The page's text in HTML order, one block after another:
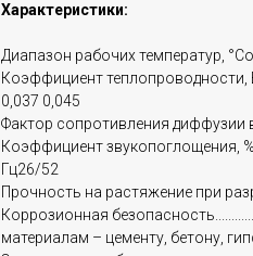
Характеристики:
Диапазон рабочих температур,
Коэффициент теплопроводности,
0,037 0,045
Фактор сопротивления диффузии
Коэффициент звукопоглощения,
Гц26/52
Прочность на растяжение при
Коррозионная
материалам – цементу, бетону,